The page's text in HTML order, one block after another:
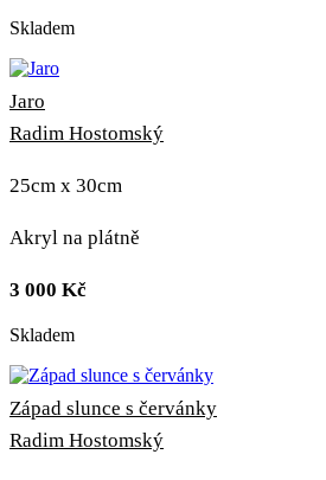
Skladem
Jaro
Radim Hostomský
25cm x 30cm
Akryl na plátně
3 000 Kč
Skladem
Západ slunce s červánky
Radim Hostomský